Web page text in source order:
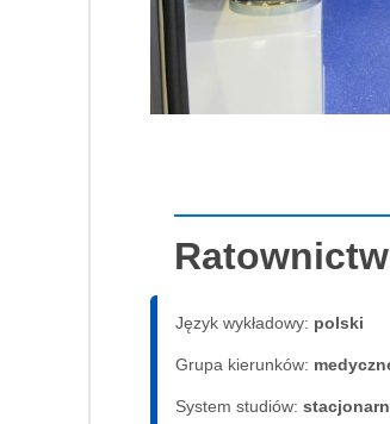
Język wykładowy: polski
Grupa kierunków:
System studiów: